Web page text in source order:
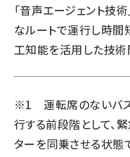
「音声エージェント技
なルートで運行し時間
工知能を活用した技術
※1 運転席のないバス
行する前段階として、
ターを同乗させる状態